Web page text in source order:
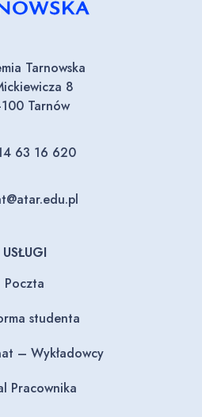
Tarnowska
8
Tarnów
63 16 620
USŁUGI
Poczta
studenta
– Wykładowcy
Pracownika